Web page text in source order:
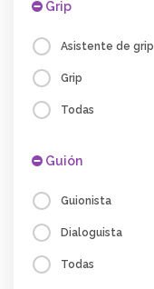
Grip
Asistente de grip
Grip
Todas
Guión
Guionista
Dialoguista
Todas